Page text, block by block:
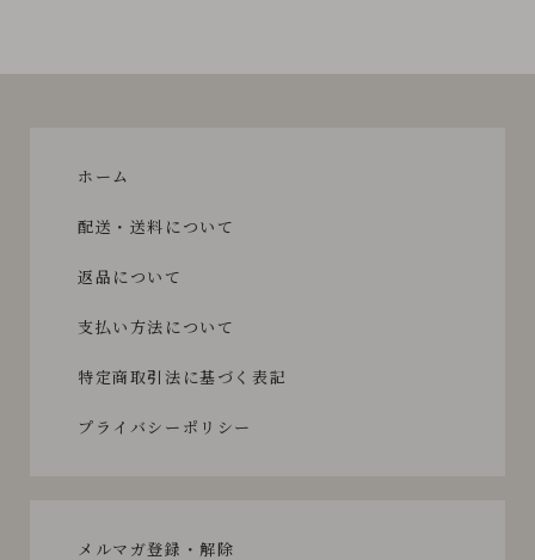
ホーム
配送・送料について
返品について
支払い方法について
特定商取引法に基づく表記
プライバシーポリシー
メルマガ登録・解除